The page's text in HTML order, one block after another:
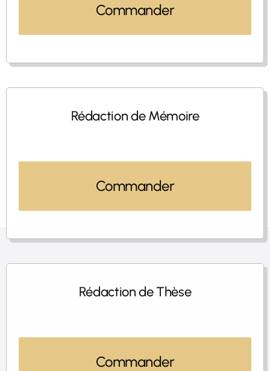
Commander
Rédaction de Mémoire
Commander
Rédaction de Thèse
Commander